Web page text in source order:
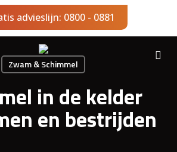
advieslijn: 0800 - 0881
Zwam & Schimmel
in de kelder
en bestrijden